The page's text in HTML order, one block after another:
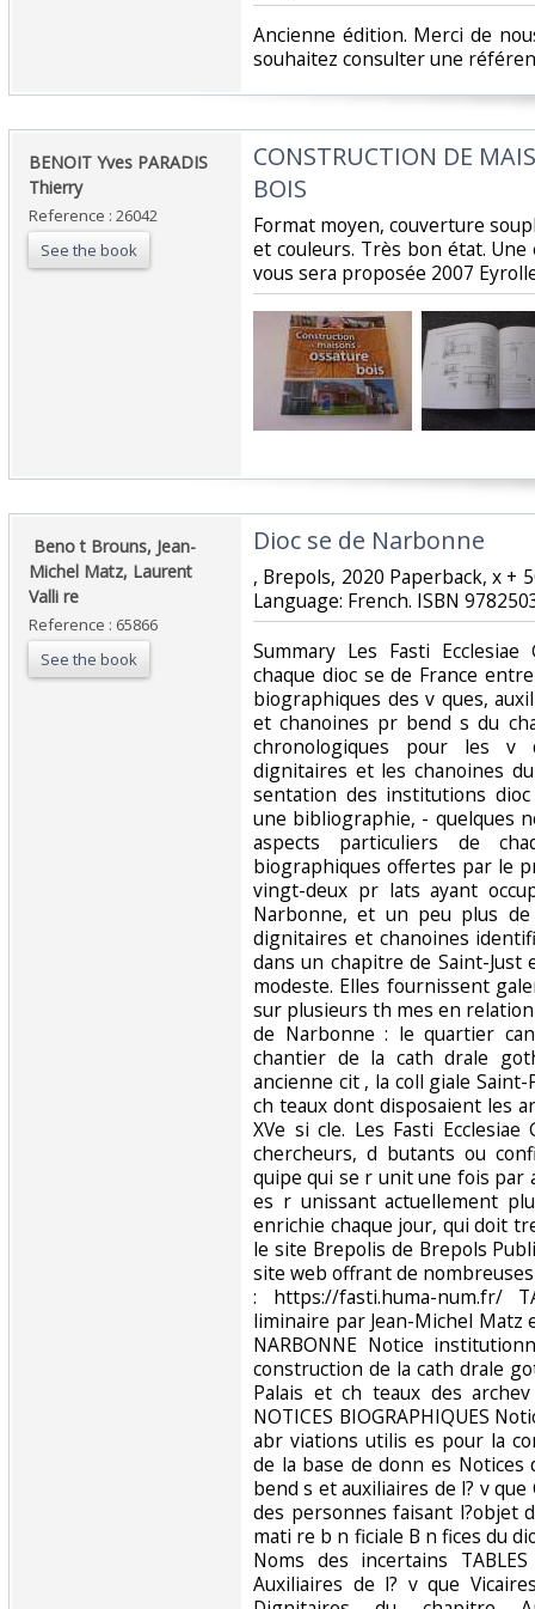
‎Ancienne édition. Merci de
souhaitez consulter une
‎BENOIT Yves PARADIS
Thierry‎
Reference : 26042
See the book
‎CONSTRUCTION DE
BOIS‎
‎Format moyen, couverture
et couleurs. Très bon état.
vous sera proposée 2007
‎ Beno t Brouns, Jean-
Michel Matz, Laurent
Valli re‎
Reference : 65866
See the book
‎Dioc se de Narbonne‎
‎, Brepols, 2020 Paperback, x +
Language: French. ISBN
‎Summary Les Fasti
chaque dioc se de France
biographiques des v ques,
et chanoines pr bend s du
chronologiques pour les v
dignitaires et les chanoines
sentation des institutions
une bibliographie, - quelques
aspects particuliers de
biographiques offertes par le
vingt-deux pr lats ayant
Narbonne, et un peu plus
dignitaires et chanoines
dans un chapitre de Saint-
modeste. Elles fournissent
sur plusieurs th mes en
de Narbonne : le quartier
chantier de la cath drale
ancienne cit , la coll giale
ch teaux dont disposaient les
XVe si cle. Les Fasti
chercheurs, d butants ou
quipe qui se r unit une fois par
es r unissant actuellement
enrichie chaque jour, qui doit
le site Brepolis de Brepols
site web offrant de
: https://fasti.huma-num.fr/
liminaire par Jean-Michel Matz
NARBONNE Notice
construction de la cath drale
Palais et ch teaux des
NOTICES BIOGRAPHIQUES
abr viations utilis es pour la
de la base de donn es
bend s et auxiliaires de l? v que
des personnes faisant l?objet
mati re b n ficiale B n fices du
Noms des incertains TABLES
Auxiliaires de l? v que